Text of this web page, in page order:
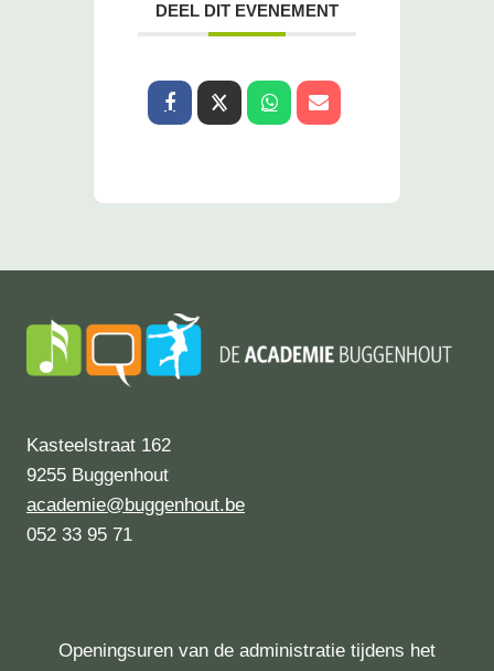
DEEL DIT EVENEMENT
Kasteelstraat 162
9255 Buggenhout
academie@buggenhout.be
052 33 95 71
Openingsuren van de administratie tijdens het